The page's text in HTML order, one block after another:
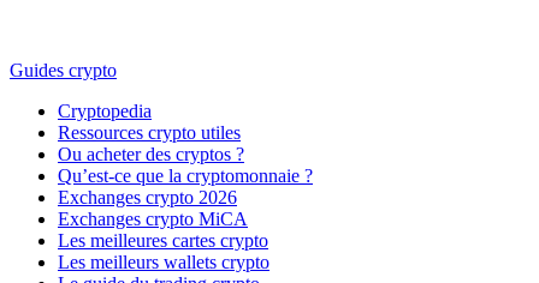
Guides crypto
Cryptopedia
Ressources crypto utiles
Ou acheter des cryptos ?
Qu’est-ce que la cryptomonnaie ?
Exchanges crypto 2026
Exchanges crypto MiCA
Les meilleures cartes crypto
Les meilleurs wallets crypto